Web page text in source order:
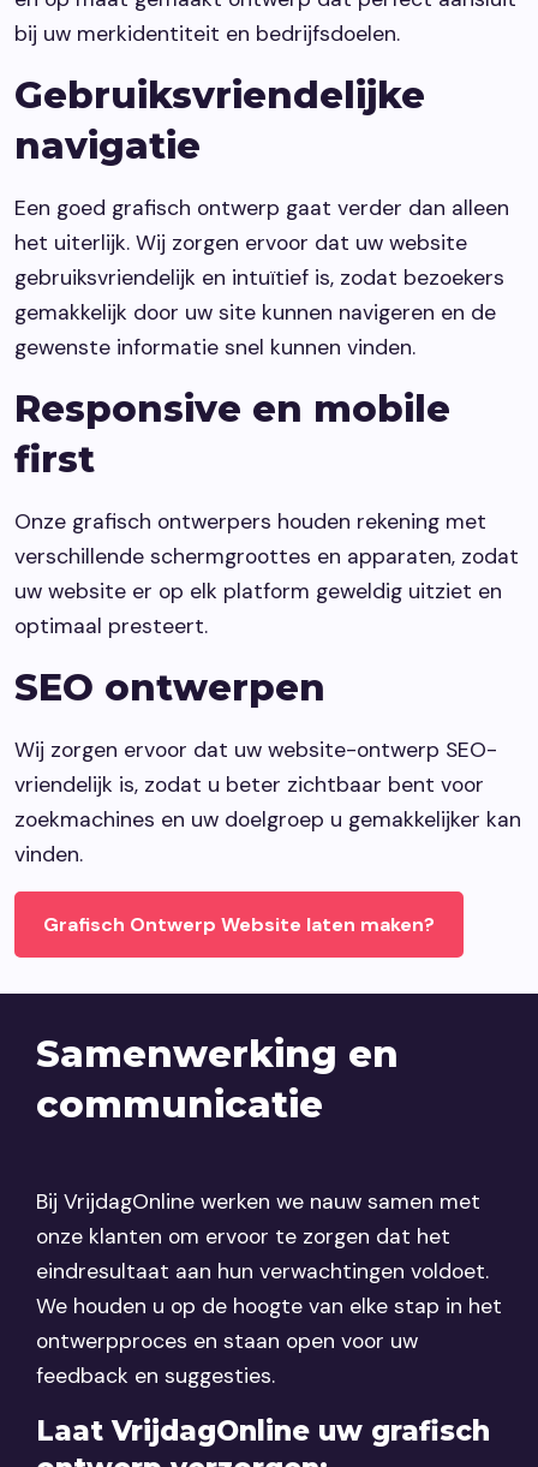
bij uw merkidentiteit en bedrijfsdoelen.
Gebruiksvriendelijke
navigatie
Een goed grafisch ontwerp gaat verder dan alleen
het uiterlijk. Wij zorgen ervoor dat uw website
gebruiksvriendelijk en intuïtief is, zodat bezoekers
gemakkelijk door uw site kunnen navigeren en de
gewenste informatie snel kunnen vinden.
Responsive en mobile
first
Onze grafisch ontwerpers houden rekening met
verschillende schermgroottes en apparaten, zodat
uw website er op elk platform geweldig uitziet en
optimaal presteert.
SEO ontwerpen
Wij zorgen ervoor dat uw website-ontwerp SEO-
vriendelijk is, zodat u beter zichtbaar bent voor
zoekmachines en uw doelgroep u gemakkelijker kan
vinden.
Grafisch Ontwerp Website laten maken?
Samenwerking en
communicatie
Bij VrijdagOnline werken we nauw samen met
onze klanten om ervoor te zorgen dat het
eindresultaat aan hun verwachtingen voldoet.
We houden u op de hoogte van elke stap in het
ontwerpproces en staan open voor uw
feedback en suggesties.
Laat VrijdagOnline uw grafisch